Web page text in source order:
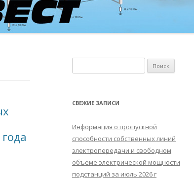
а
т
:
СВЕЖИЕ ЗАПИСИ
Информация о пропускной
способности собственных линий
электропередачи и свободном
объеме электрической мощности
подстанций за июль 2026 г